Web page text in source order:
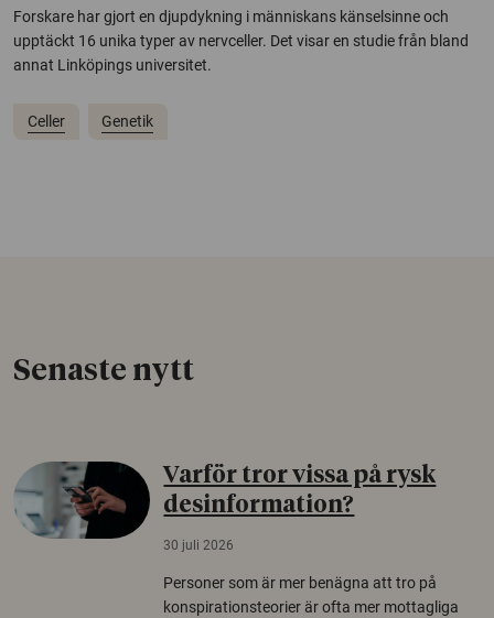
Forskare har gjort en djupdykning i människans känselsinne och
upptäckt 16 unika typer av nervceller. Det visar en studie från bland
annat Linköpings universitet.
Celler Genetik
Senaste nytt
Varför tror vissa på rysk
desinformation?
30 juli 2026
Personer som är mer benägna att tro på
konspirationsteorier är ofta mer mottagliga